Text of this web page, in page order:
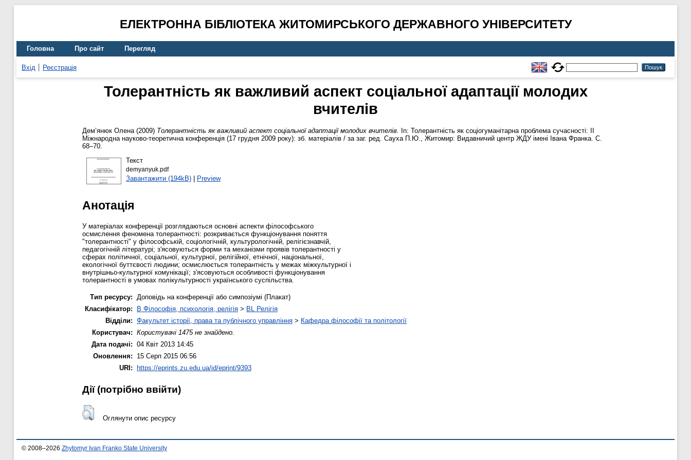
ЕЛЕКТРОННА БІБЛІОТЕКА ЖИТОМИРСЬКОГО ДЕРЖАВНОГО УНІВЕРСИТЕТУ
Головна Про сайт Перегляд
Вхід Реєстрація
Толерантність як важливий аспект соціальної адаптації молодих
вчителів
Дем’янюк Олена(2009) Толерантність як важливий аспект соціальної адаптації молодих вчителів.
In: Толерантність як соціогуманітарна проблема сучасності: ІІ
Міжнародна науково-теоретична конференція (17 грудня 2009 року): зб. матеріалів / за заг. ред. Сауха П.Ю., Житомир: Видавничий центр ЖДУ імені Івана Франка. С.
68–70.
Текст
demyanyuk.pdf
Завантажити (194kB)| Preview
Анотація
У матеріалах конференції розглядаються основні аспекти філософського
осмислення феномена толерантності: розкривається функціонування поняття
"толерантності" у філософській, соціологічній, культурологічній, релігієзнавчій,
педагогічній літературі; з'ясовуються форми та механізми проявів толерантності у
сферах політичної, соціальної, культурної, релігійної, етнічної, національної,
екологічної буттєвості людини; осмислюється толерантність у межах міжкультурної і
внутрішньо-культурної комунікації; з'ясовуються особливості функціонування
толерантності в умовах полікультурності українського суспільства.
Тип ресурсу:
Доповідь на конференції або симпозіумі (Плакат)
Класифікатор:
B Філософія, психологія, релігія > BL Релігія
Відділи: Факультет історії, права та публічного управління > Кафедра філософії та політології
Користувач: Користувачі 1475 не знайдено.
Дата подачі: 04 Квіт 2013 14:45
Оновлення:
15 Серп 2015 06:56
URI: https://eprints.zu.edu.ua/id/eprint/9393
Дії ​​(потрібно ввійти)
Оглянути опис ресурсу
© 2008–2026 Zhytomyr Ivan Franko State University